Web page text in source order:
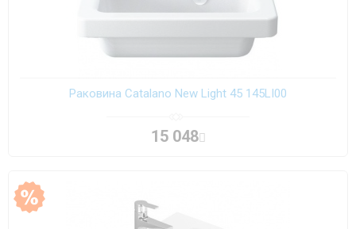
Раковина Catalano New Light 45 145LI00
15 048